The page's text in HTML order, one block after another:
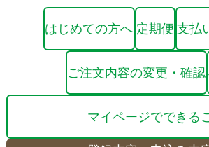
はじめての方へ 定期便 支払
ご注文内容の変更・確認
マイページでできる